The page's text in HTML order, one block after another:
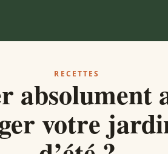
RECETTES
absolument
votre